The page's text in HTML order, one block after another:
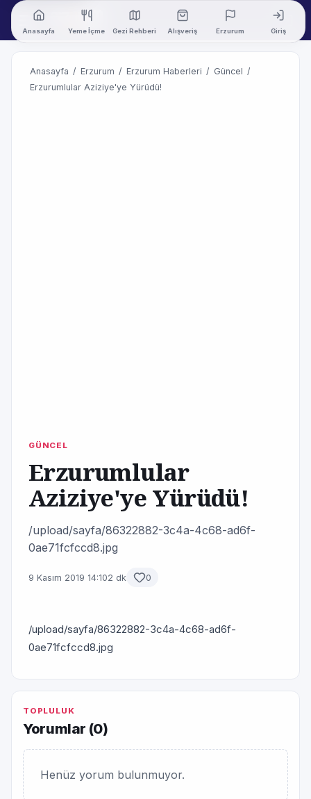
Anasayfa Yeme İçme Gezi Rehberi Alışveriş Erzurum Giriş
Anasayfa / Erzurum / Erzurum Haberleri / Güncel /
Erzurumlular Aziziye'ye Yürüdü!
GÜNCEL
Erzurumlular
Aziziye'ye Yürüdü!
/upload/sayfa/86322882-3c4a-4c68-ad6f-
0ae71fcfccd8.jpg
9 Kasım 2019 14:102 dk 0
/upload/sayfa/86322882-3c4a-4c68-ad6f-
0ae71fcfccd8.jpg
TOPLULUK
Yorumlar (0)
Henüz yorum bulunmuyor.